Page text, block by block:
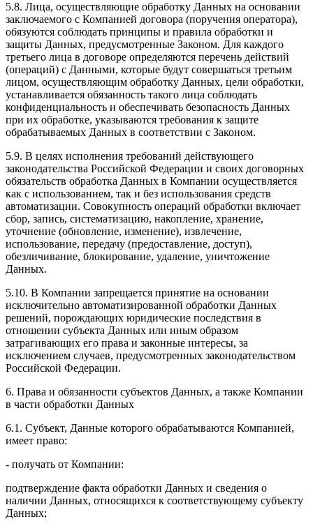
5.8. Лица, осуществляющие обработку Данных на основании
заключаемого с Компанией договора (поручения оператора),
обязуются соблюдать принципы и правила обработки и
защиты Данных, предусмотренные Законом. Для каждого
третьего лица в договоре определяются перечень действий
(операций) с Данными, которые будут совершаться третьим
лицом, осуществляющим обработку Данных, цели обработки,
устанавливается обязанность такого лица соблюдать
конфиденциальность и обеспечивать безопасность Данных
при их обработке, указываются требования к защите
обрабатываемых Данных в соответствии с Законом.
5.9. В целях исполнения требований действующего
законодательства Российской Федерации и своих договорных
обязательств обработка Данных в Компании осуществляется
как с использованием, так и без использования средств
автоматизации. Совокупность операций обработки включает
сбор, запись, систематизацию, накопление, хранение,
уточнение (обновление, изменение), извлечение,
использование, передачу (предоставление, доступ),
обезличивание, блокирование, удаление, уничтожение
Данных.
5.10. В Компании запрещается принятие на основании
исключительно автоматизированной обработки Данных
решений, порождающих юридические последствия в
отношении субъекта Данных или иным образом
затрагивающих его права и законные интересы, за
исключением случаев, предусмотренных законодательством
Российской Федерации.
6. Права и обязанности субъектов Данных, а также Компании
в части обработки Данных
6.1. Субъект, Данные которого обрабатываются Компанией,
имеет право:
- получать от Компании:
подтверждение факта обработки Данных и сведения о
наличии Данных, относящихся к соответствующему субъекту
Данных;